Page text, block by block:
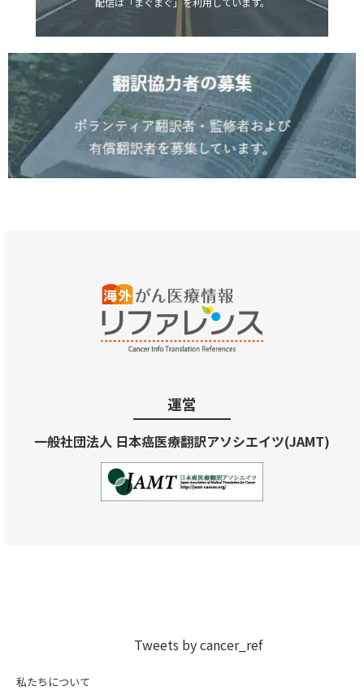
運営
一般社団法人 日本癌医療翻訳アソシエイツ(JAMT)
Tweets by cancer_ref
私たちについて